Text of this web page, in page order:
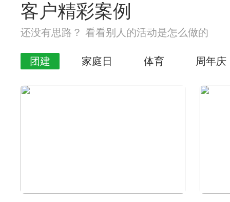
客户精彩案例
还没有思路？ 看看别人的活动是怎么做的
团建 家庭日 体育 周年庆